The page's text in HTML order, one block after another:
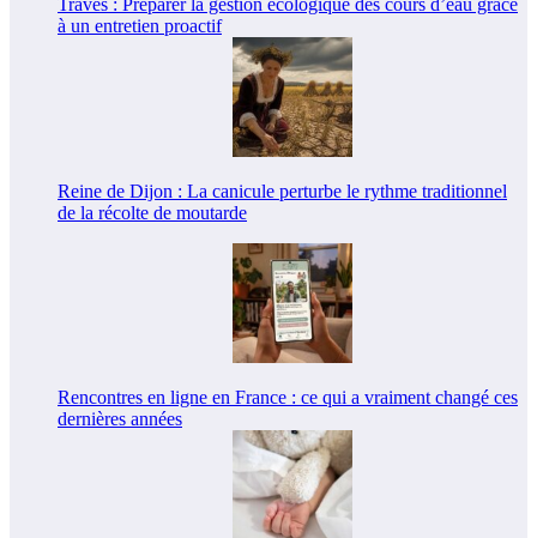
à un entretien proactif
Reine de Dijon : La canicule perturbe le rythme traditionnel
de la récolte de moutarde
Rencontres en ligne en France : ce qui a vraiment changé ces
dernières années